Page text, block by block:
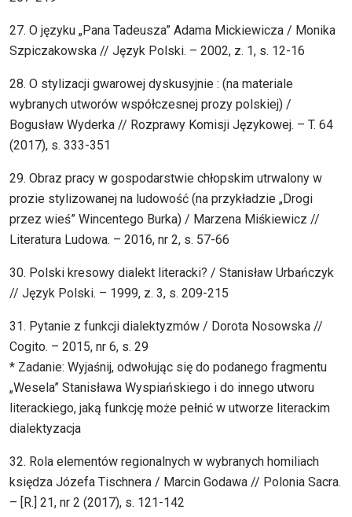
27. O języku „Pana Tadeusza” Adama Mickiewicza / Monika
Szpiczakowska // Język Polski. – 2002, z. 1, s. 12-16
28. O stylizacji gwarowej dyskusyjnie : (na materiale
wybranych utworów współczesnej prozy polskiej) /
Bogusław Wyderka // Rozprawy Komisji Językowej. – T. 64
(2017), s. 333-351
29. Obraz pracy w gospodarstwie chłopskim utrwalony w
prozie stylizowanej na ludowość (na przykładzie „Drogi
przez wieś” Wincentego Burka) / Marzena Miśkiewicz //
Literatura Ludowa. – 2016, nr 2, s. 57-66
30. Polski kresowy dialekt literacki? / Stanisław Urbańczyk
// Język Polski. – 1999, z. 3, s. 209-215
31. Pytanie z funkcji dialektyzmów / Dorota Nosowska //
Cogito. – 2015, nr 6, s. 29
* Zadanie: Wyjaśnij, odwołując się do podanego fragmentu
„Wesela” Stanisława Wyspiańskiego i do innego utworu
literackiego, jaką funkcję może pełnić w utworze literackim
dialektyzacja
32. Rola elementów regionalnych w wybranych homiliach
księdza Józefa Tischnera / Marcin Godawa // Polonia Sacra.
– [R.] 21, nr 2 (2017), s. 121-142